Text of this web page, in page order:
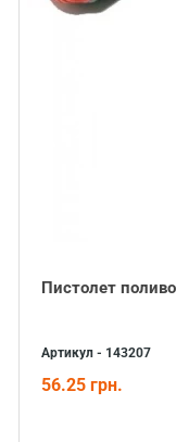
Пистолет
Артикул - 143207
56.25 грн.